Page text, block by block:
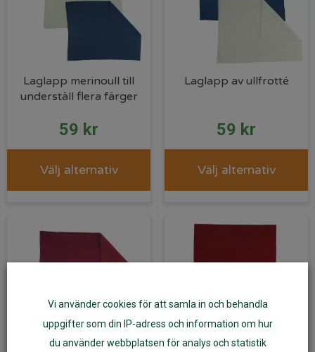
Laglapp merinoull till
underställ flera färger
59 kr
Välj alternativ
Laglapp av ullfrotté
59 kr
Välj alternativ
Vi använder cookies för att samla in och behandla
uppgifter som din IP-adress och information om hur
du använder webbplatsen för analys och statistik